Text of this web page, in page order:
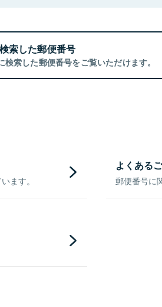
索した郵便番号
検索した郵便番号をご覧いただけます。
ます。
よくある
郵便番号に